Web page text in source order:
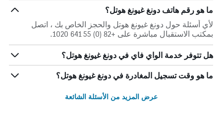
ما هو رقم هاتف دونغ غيونغ هوتل؟
لأي أسئلة حول دونغ غيونغ هوتل والحجز الخاص بك ، اتصل
بمكتب الاستقبال مباشرة على +82 (0) 55 641 1020.
هل تتوفر خدمة الواي فاي في دونغ غيونغ هوتل؟
ما هو وقت تسجيل المغادرة في دونغ غيونغ هوتل؟
عرض المزيد من الأسئلة الشائعة